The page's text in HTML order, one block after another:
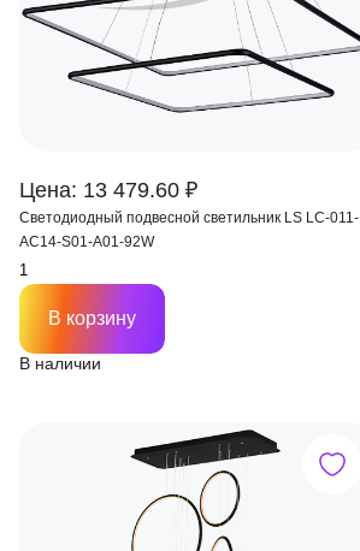
Цена: 13 479.60 ₽
Светодиодный подвесной светильник LS LC-011-
AC14-S01-A01-92W
В наличии
В корзину